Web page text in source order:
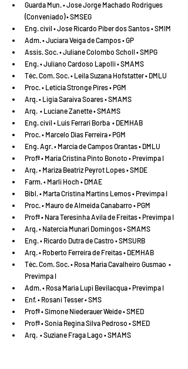
Guarda Mun. • Jose Jorge Machado Rodrigues
(Conveniado) • SMSEG
Eng. civil • Jose Ricardo Piber dos Santos • SMIM
Adm. • Juciara Veiga de Campos • GP
Assis. Soc. • Juliane Colombo Scholl • SMPG
Eng. • Juliano Cardoso Lapolli • SMAMS
Téc. Com. Soc. • Leila Suzana Hofstatter • DMLU
Proc. • Leticia Stronge Pires • PGM
Arq. • Ligia Saraiva Soares • SMAMS
Arq.  • Luciane Zanette • SMAMS
Eng. civil • Luis Ferrari Borba  • DEMHAB
Proc. • Marcelo Dias Ferreira • PGM
Eng. Agr. • Marcia de Campos Orantas • DMLU
Profª • Maria Cristina Pinto Bonoto • Previmpa I
Arq. • Mariza Beatriz Peyrot Lopes • SMDE
Farm. • Marli Hoch • DMAE
Bibl. • Marta Cristina Martins Lemos • Previmpa I
Proc. • Mauro de Almeida Canabarro • PGM
Profª • Nara Teresinha Avila de Freitas • Previmpa I
Arq. • Natercia Munari Domingos • SMAMS
Eng. • Ricardo Dutra de Castro • SMSURB
Arq. • Roberto Ferreira de Freitas • DEMHAB
Téc. Com. Soc. • Rosa Maria Cavalheiro Gusmao  •
Previmpa I
Adm. • Rosa Maria Lupi Bevilacqua • Previmpa I
Enf. • Rosani Tesser • SMS
Profª • Simone Niederauer Weide • SMED
Profª • Sonia Regina Silva Pedroso • SMED
Arq.  • Suziane Fraga Lago • SMAMS